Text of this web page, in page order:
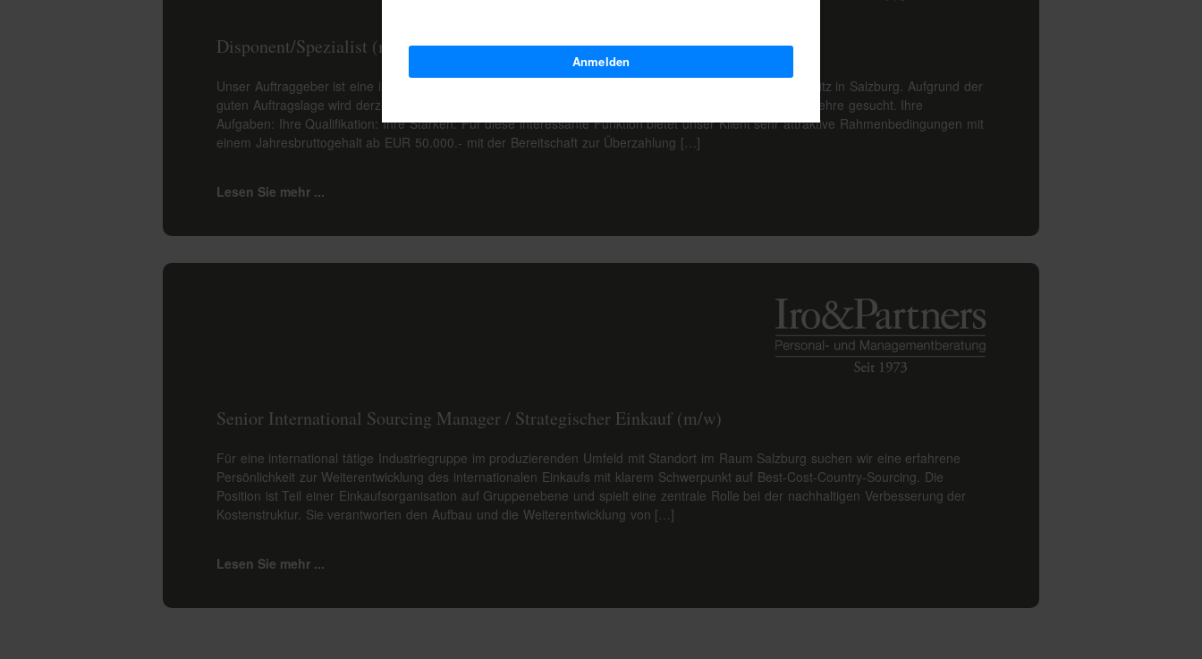
Disponent/Spezialist (m/w/d) | Europäische Landverkehre
Unser Auftraggeber ist eine innhabergeführte, traditionsreiche und sehr erfolgreiche Spedition mit Hauptsitz in Salzburg. Aufgrund der
guten Auftragslage wird derzeit ein/e aktive/r, vertriebsorientierte/r Disponent/in für europäische Landverkehre gesucht. Ihre
Aufgaben: Ihre Qualifikation: Ihre Stärken: Für diese interessante Funktion bietet unser Klient sehr attraktive Rahmenbedingungen mit
einem Jahresbruttogehalt ab EUR 50.000.- mit der Bereitschaft zur Überzahlung […]
Lesen Sie mehr ...
Senior International Sourcing Manager / Strategischer Einkauf (m/w)
Für eine international tätige Industriegruppe im produzierenden Umfeld mit Standort im Raum Salzburg suchen wir eine erfahrene
Persönlichkeit zur Weiterentwicklung des internationalen Einkaufs mit klarem Schwerpunkt auf Best-Cost-Country-Sourcing. Die
Position ist Teil einer Einkaufsorganisation auf Gruppenebene und spielt eine zentrale Rolle bei der nachhaltigen Verbesserung der
Kostenstruktur. Sie verantworten den Aufbau und die Weiterentwicklung von […]
Lesen Sie mehr ...